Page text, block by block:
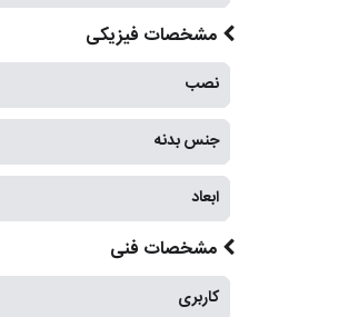
مشخصات فیزیکی
نصب
جنس بدنه
ابعاد
مشخصات فنی
کاربری